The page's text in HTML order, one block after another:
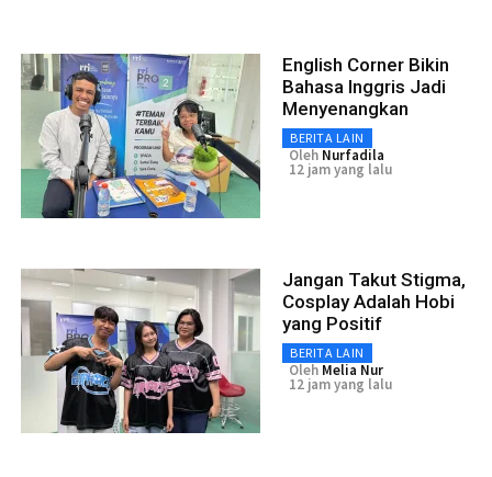
English Corner Bikin
Bahasa Inggris Jadi
Menyenangkan
BERITA LAIN
Oleh Nurfadila
12 jam yang lalu
Jangan Takut Stigma,
Cosplay Adalah Hobi
yang Positif
BERITA LAIN
Oleh Melia Nur
12 jam yang lalu